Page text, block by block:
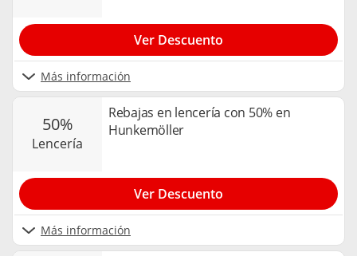
Más información
Ver Descuento
50%
lencería
Rebajas en lencería con 50% en
Hunkemöller
Más información
Ver Descuento